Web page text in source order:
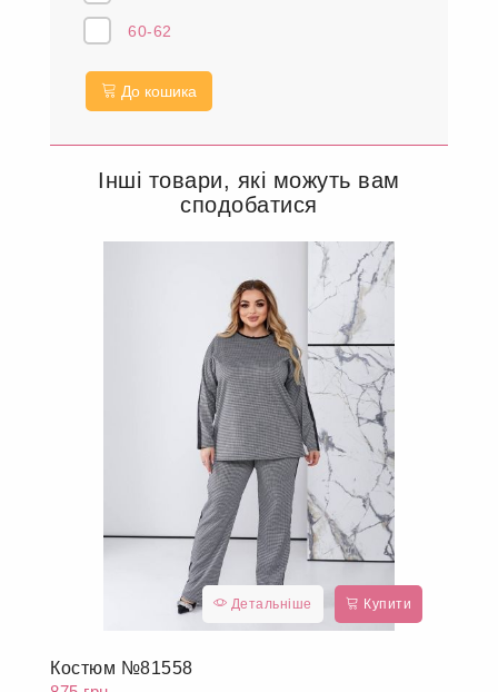
Розміри
52-54
Інші товари, які можуть вам
сподобатися